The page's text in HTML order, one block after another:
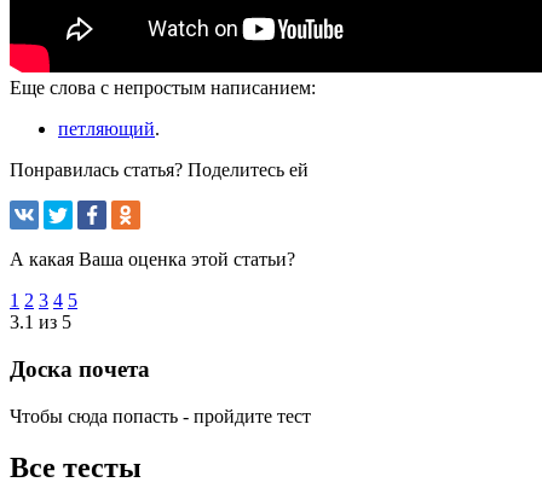
Еще слова с непростым написанием:
петляющий.
Понравилась статья? Поделитесь ей
А какая Ваша оценка этой статьи?
1 2 3 4 5
3.1 из 5
Доска почета
Чтобы сюда попасть - пройдите тест
Все тесты